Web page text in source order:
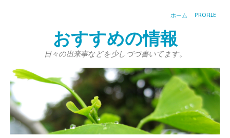
ホーム PROFILE
おすすめの情報
日々の出来事などを少しづづ書いてます。